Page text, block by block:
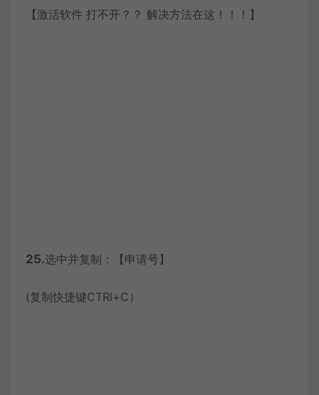
【激活软件 打不开？？ 解决方法在这！！！】
25.选中并复制：【申请号】
(复制快捷键CTRl+C）